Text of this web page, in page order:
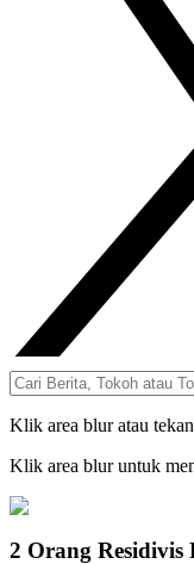
Klik area blur atau
Klik area blur untuk
2 Orang